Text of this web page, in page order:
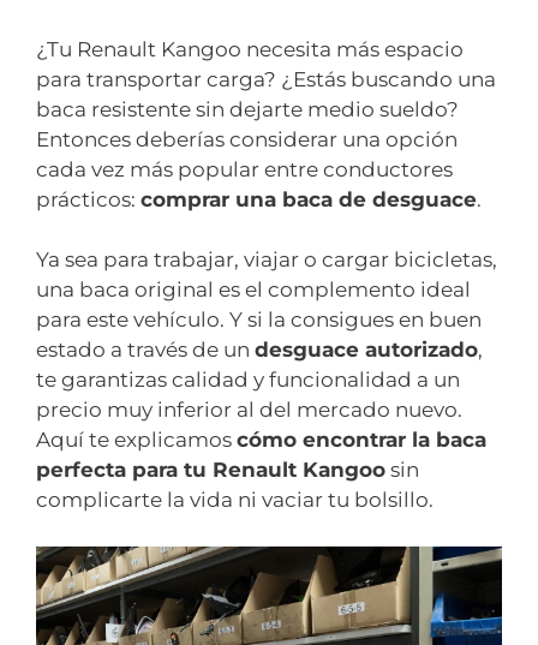
¿Tu Renault Kangoo necesita más espacio
para transportar carga? ¿Estás buscando una
baca resistente sin dejarte medio sueldo?
Entonces deberías considerar una opción
cada vez más popular entre conductores
prácticos: comprar una baca de desguace.
Ya sea para trabajar, viajar o cargar bicicletas,
una baca original es el complemento ideal
para este vehículo. Y si la consigues en buen
estado a través de un desguace autorizado,
te garantizas calidad y funcionalidad a un
precio muy inferior al del mercado nuevo.
Aquí te explicamos cómo encontrar la baca
perfecta para tu Renault Kangoo sin
complicarte la vida ni vaciar tu bolsillo.